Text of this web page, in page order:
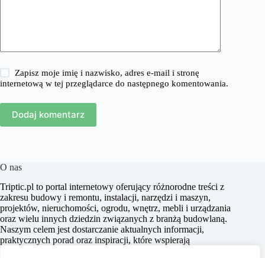
Zapisz moje imię i nazwisko, adres e-mail i stronę
internetową w tej przeglądarce do następnego komentowania.
Dodaj komentarz
O nas
​Triptic.pl to portal internetowy oferujący różnorodne treści z
zakresu budowy i remontu, instalacji, narzędzi i maszyn,
projektów, nieruchomości, ogrodu, wnętrz, mebli i urządzania
oraz wielu innych dziedzin związanych z branżą budowlaną.
Naszym celem jest dostarczanie aktualnych informacji,
praktycznych porad oraz inspiracji, które wspierają